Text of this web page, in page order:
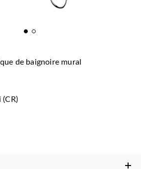
de baignoire mural